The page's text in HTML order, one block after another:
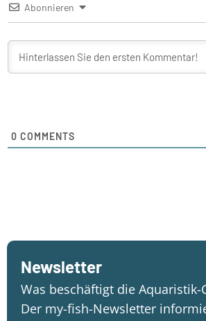
Abonnieren
0 COMMENTS
Newsletter
Was beschäftigt die Aquaristik-
Der my-fish-Newsletter